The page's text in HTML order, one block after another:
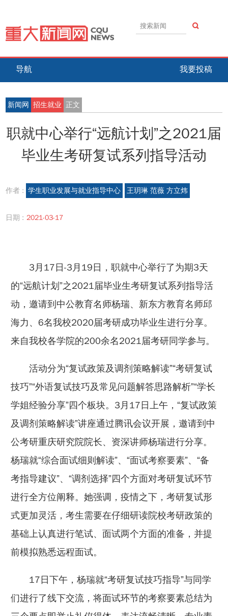
导航 我要投稿
新闻网 招生就业 正文
职就中心举行“远航计划”之2021届
毕业生考研复试系列指导活动
作者 : 学生职业发展与就业指导中心 王玥琳 范薇 方立炜
日期 : 2021-03-17
3月17日-3月19日，职就中心举行了为期3天
的“远航计划”之2021届毕业生考研复试系列指导活
动，邀请到中公教育名师杨瑞、新东方教育名师邱
海力、6名我校2020届考研成功毕业生进行分享。
来自我校各学院的200余名2021届考研同学参与。
活动分为“复试政策及调剂策略解读”“考研复试
技巧”“外语复试技巧及常见问题解答思路解析”“学长
学姐经验分享”四个板块。3月17日上午，“复试政策
及调剂策略解读”讲座通过腾讯会议开展，邀请到中
公考研重庆研究院院长、资深讲师杨瑞进行分享。
杨瑞就“综合面试细则解读”、“面试考察要素”、“备
考指导建议”、“调剂选择”四个方面对考研复试环节
进行全方位阐释。她强调，疫情之下，考研复试形
式更加灵活，考生需要在仔细研读院校考研政策的
基础上认真进行笔试、面试两个方面的准备，并提
前模拟熟悉远程面试。
17日下午，杨瑞就“考研复试技巧指导”与同学
们进行了线下交流，将面试环节的考察要素总结为